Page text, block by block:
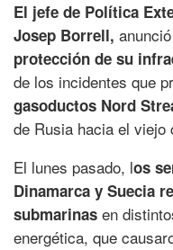
El jefe de Política
Josep Borrell,
protección de su
de los incidentes que
gasoductos Nord
de Rusia hacia el viejo
El lunes pasado, los
Dinamarca y Suecia
submarinas en
energética, que